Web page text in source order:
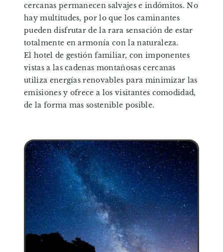
cercanas permanecen salvajes e indómitos. No
hay multitudes, por lo que los caminantes
pueden disfrutar de la rara sensación de estar
totalmente en armonía con la naturaleza.
El hotel de gestión familiar, con imponentes
vistas a las cadenas montañosas cercanas
utiliza energías renovables para minimizar las
emisiones y ofrece a los visitantes comodidad,
de la forma mas sostenible posible.